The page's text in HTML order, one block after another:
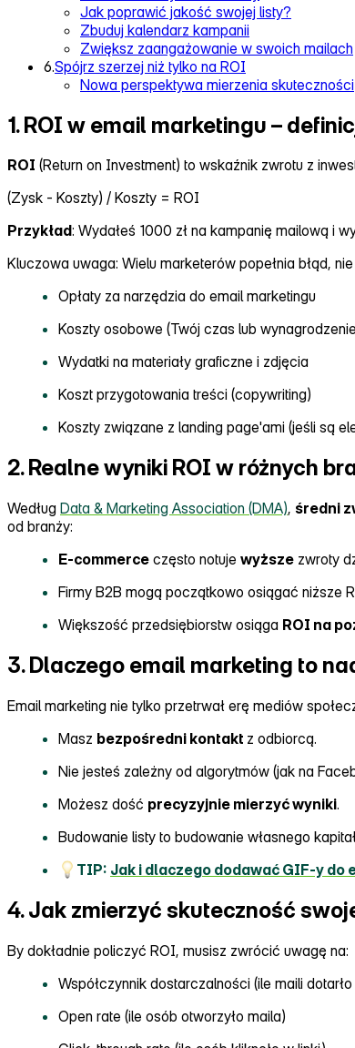
Jak poprawić jakość swojej listy?
Zbuduj kalendarz kampanii
Zwiększ zaangażowanie w swoich mailach
6.Spójrz szerzej niż tylko na ROI
Nowa perspektywa mierzenia skuteczności
1. ROI w email marketingu –
ROI (Return on Investment) to wskaźnik zwrotu z
(Zysk ‑ Koszty) / Koszty = ROI
Przykład: Wydałeś 1000 zł na kampanię mailową i
Kluczowa uwaga: Wielu marketerów popełnia błąd,
Opłaty za narzędzia do email marketingu
Koszty osobowe (Twój czas lub
Wydatki na materiały graficzne i zdjęcia
Koszt przygotowania treści (copywriting)
Koszty związane z landing page'ami (jeśli są
2. Realne wyniki ROI w różnych
Według Data & Marketing Association (DMA), średni
od branży:
E‑commerce często notuje wyższe zwroty
Firmy B2B mogą początkowo osiągać niższe
Większość przedsiębiorstw osiąga ROI na
3. Dlaczego email marketing to
Email marketing nie tylko przetrwał erę mediów
Masz bezpośredni kontakt z odbiorcą.
Nie jesteś zależny od algorytmów (jak na
Możesz dość precyzyjnie mierzyć wyniki.
Budowanie listy to budowanie własnego
TIP: Jak i dlaczego dodawać GIF‑y do
4. Jak zmierzyć skuteczność
By dokładnie policzyć ROI, musisz zwrócić uwagę na:
Współczynnik dostarczalności (ile maili
Open rate (ile osób otworzyło maila)